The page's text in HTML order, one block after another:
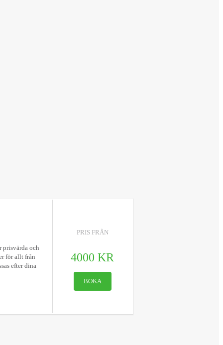
och
för allt från
efter dina
PRIS FRÅN
4000 KR
BOKA